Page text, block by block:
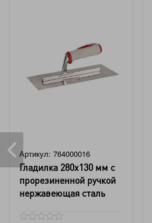
Артикул: 764000016
Гладилка 280x130 мм с
прорезиненной ручкой
нержавеющая сталь